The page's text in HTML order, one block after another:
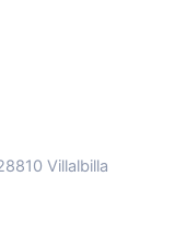
Villalbilla